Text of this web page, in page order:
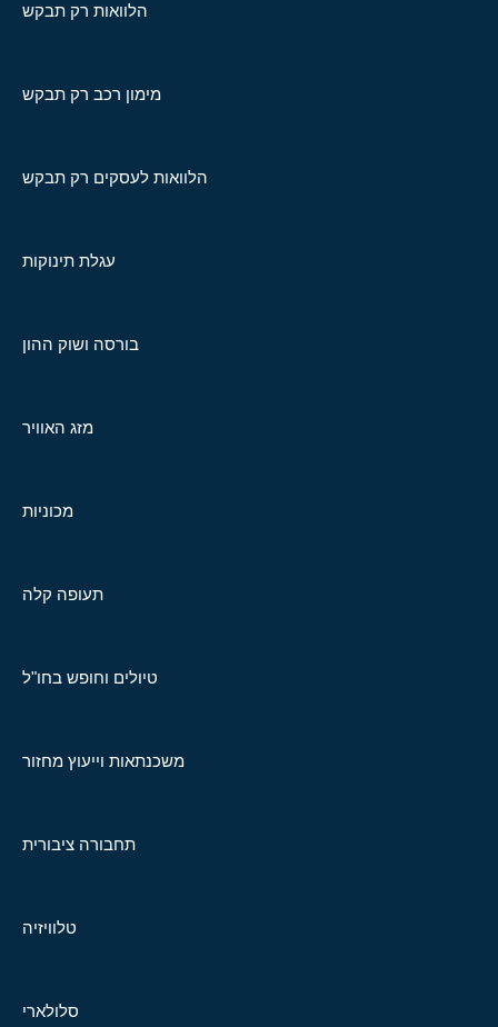
הלוואות רק תבקש
מימון רכב רק תבקש
הלוואות לעסקים רק תבקש
עגלת תינוקות
בורסה ושוק ההון
מזג האוויר
מכוניות
תעופה קלה
טיולים וחופש בחו"ל
משכנתאות וייעוץ מחזור
תחבורה ציבורית
טלוויזיה
סלולארי